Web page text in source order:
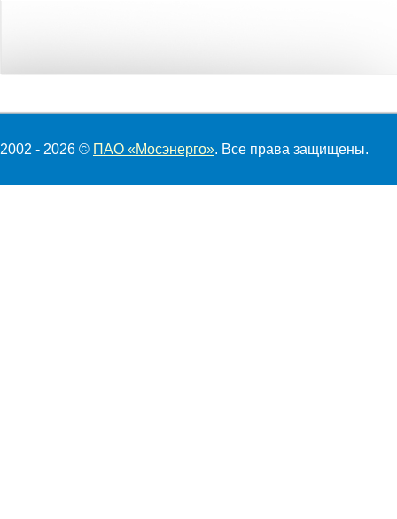
2002 - 2026 © ПАО «Мосэнерго». Все права защищены.